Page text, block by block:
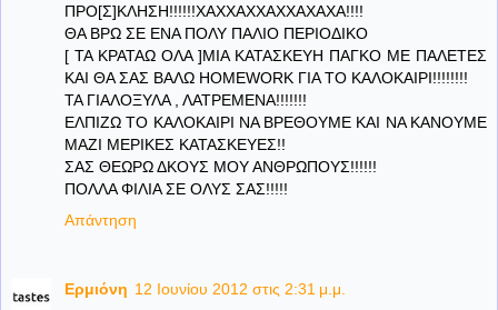
ΠΡΟ[Σ]ΚΛΗΣΗ!!!!!!ΧΑΧΧΑΧΧΑΧΧΑΧΑΧΑ!!!!
ΘΑ ΒΡΩ ΣΕ ΕΝΑ ΠΟΛΥ ΠΑΛΙΟ ΠΕΡΙΟΔΙΚΟ
[ ΤΑ ΚΡΑΤΑΩ ΟΛΑ ]ΜΙΑ ΚΑΤΑΣΚΕΥΗ ΠΑΓΚΟ ΜΕ ΠΑΛΕΤΕΣ
ΚΑΙ ΘΑ ΣΑΣ ΒΑΛΩ HOMEWORK ΓΙΑ ΤΟ ΚΑΛΟΚΑΙΡΙ!!!!!!!!
ΤΑ ΓΙΑΛΟΞΥΛΑ , ΛΑΤΡΕΜΕΝΑ!!!!!!!
ΕΛΠΙΖΩ ΤΟ ΚΑΛΟΚΑΙΡΙ ΝΑ ΒΡΕΘΟΥΜΕ ΚΑΙ ΝΑ ΚΑΝΟΥΜΕ
ΜΑΖΙ ΜΕΡΙΚΕΣ ΚΑΤΑΣΚΕΥΕΣ!!
ΣΑΣ ΘΕΩΡΩ ΔΚΟΥΣ ΜΟΥ ΑΝΘΡΩΠΟΥΣ!!!!!!
ΠΟΛΛΑ ΦΙΛΙΑ ΣΕ ΟΛΥΣ ΣΑΣ!!!!!
Απάντηση
Ερμιόνη 12 Ιουνίου 2012 στις 2:31 μ.μ.